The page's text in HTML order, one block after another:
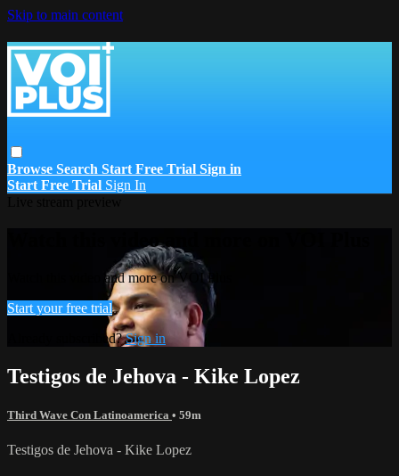
Skip to main content
Browse Search Start Free Trial Sign in
Start Free Trial Sign In
Watch this video and more on VOI Plus
Watch this video and more on VOI Plus
Start your free trial
Already subscribed?Sign in
Testigos de Jehova - Kike Lopez
Third Wave Con Latinoamerica • 59m
Testigos de Jehova - Kike Lopez